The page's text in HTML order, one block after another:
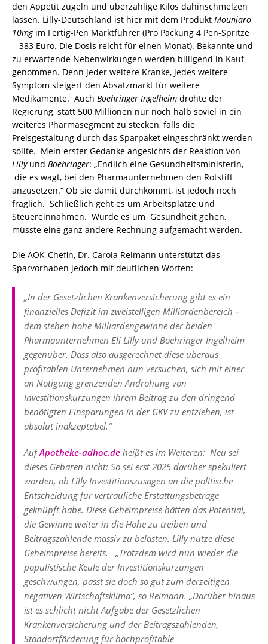
den Appetit zügeln und überzählige Kilos dahinschmelzen
lassen. Lilly-Deutschland ist hier mit dem Produkt Mounjaro
10mgim Fertig-Pen Marktführer (Pro Packung 4 Pen-Spritze
= 383 Euro. Die Dosis reicht für einen Monat). Bekannte und
zu erwartende Nebenwirkungen werden billigend in Kauf
genommen. Denn jeder weitere Kranke, jedes weitere
Symptom steigert den Absatzmarkt für weitere
Medikamente. Auch Boehringer Ingelheim drohte der
Regierung, statt 500 Millionen nur noch halb soviel in ein
weiteres Pharmasegment zu stecken, falls die
Preisgestaltung durch das Sparpaket eingeschränkt werden
sollte. Mein erster Gedanke angesichts der Reaktion von
Lillyund Boehringer: „Endlich eine Gesundheitsministerin,
die es wagt, bei den Pharmaunternehmen den Rotstift
anzusetzen.“ Ob sie damit durchkommt, ist jedoch noch
fraglich. Schließlich geht es um Arbeitsplätze und
Steuereinnahmen. Würde es um Gesundheit gehen,
müsste eine ganz andere Rechnung aufgemacht werden.
Die AOK-Chefin, Dr. Carola Reimann unterstützt das
Sparvorhaben jedoch mit deutlichen Worten:
„In der Gesetzlichen Krankenversicherung gibt es ein
finanzielles Defizit im zweistelligen Milliardenbereich –
dem stehen hohe Milliardengewinne der beiden
Pharmaunternehmen Eli Lilly und Boehringer Ingelheim
gegenüber. Dass also ausgerechnet diese überaus
profitablen Unternehmen nun versuchen, sich mit einer
an Nötigung grenzenden Androhung von
Investitionskürzungen ihrem Beitrag zu den dringend
benötigten Einsparungen in der GKV zu entziehen, ist
absolut inakzeptabel.“
AufApotheke-adhoc.de heißt es im Weiteren: Neu sei
dieses Gebaren nicht: So sei erst 2025 darüber spekuliert
worden, ob Lilly Investitionszusagen an die politische
Entscheidung für vertrauliche Erstattungsbeträge
geknüpft habe. Diese Geheimpreise hätten das Potential,
die Gewinne weiter in die Höhe zu treiben und
Beitragszahlende massiv zu belasten. Lilly nutze diese
Geheimpreise bereits. „Trotzdem wird nun wieder die
populistische Keule der Investitionskürzungen
geschwungen, passt sie doch so gut zum derzeitigen
negativen Wirtschaftsklima“, so Reimann. „Darüber hinaus
ist es schlicht nicht Aufgabe der Gesetzlichen
Krankenversicherung und der Beitragszahlenden,
Standortförderung für hochprofitable